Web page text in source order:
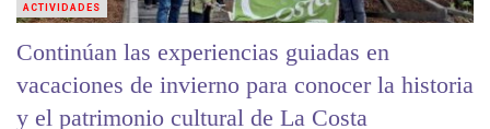
Continúan las experiencias guiadas en
vacaciones de invierno para conocer la historia
y el patrimonio cultural de La Costa
ACTIVIDADES